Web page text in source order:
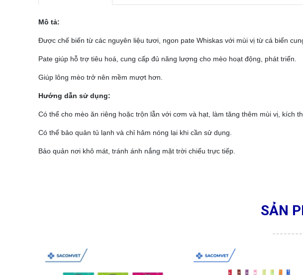
Mô tả:
Được chế biến từ các nguyên liệu tươi, ngon pate Whiskas với mùi vị từ cá biển
Pate giúp hỗ trợ tiêu hoá, cung cấp đủ năng lượng cho mèo hoạt động, phát triển.
Giúp lông mèo trở nên mềm mượt hơn.
Hướng dẫn sử dụng:
Có thể cho mèo ăn riêng hoặc trộn lẫn với cơm và hạt, làm tăng thêm mùi vị, kích
Có thể bảo quản tủ lạnh và chỉ hâm nóng lại khi cần sử dụng.
Bảo quản nơi khô mát, tránh ánh nắng mặt trời chiếu trực tiếp.
SẢN